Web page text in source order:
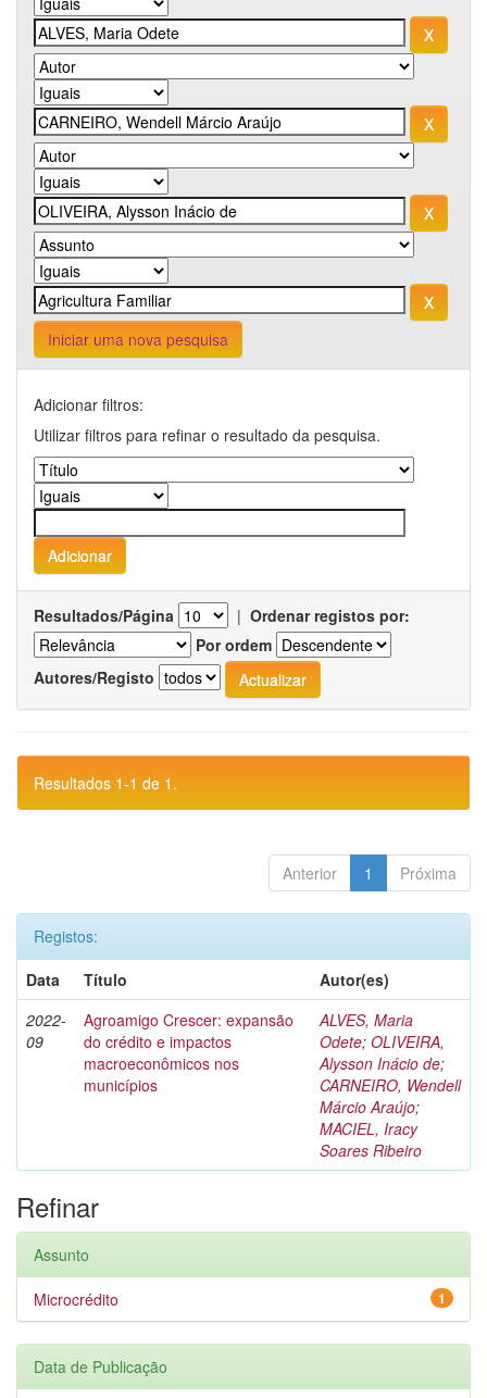
Iniciar uma nova pesquisa
Adicionar filtros:
Utilizar filtros para refinar o resultado da pesquisa.
Resultados/Página | Ordenar registos por:
Por ordem
Autores/Registo
Resultados 1-1 de 1.
Anterior 1 Próxima
Registos:
Data
Título
Autor(es)
2022-
09
Agroamigo Crescer: expansão
do crédito e impactos
macroeconômicos nos
municípios
ALVES, Maria
Odete; OLIVEIRA,
Alysson Inácio de;
CARNEIRO, Wendell
Márcio Araújo;
MACIEL, Iracy
Soares Ribeiro
Refinar
Assunto
1
Microcrédito
Data de Publicação